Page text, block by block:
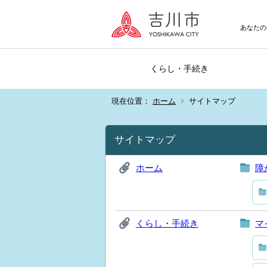
あなた
くらし・手続き
現在位置： ホーム サイトマップ
サイトマップ
ホーム 障
くらし・手続き マ